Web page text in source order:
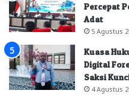
Percepat
Adat
5 Agustus
Kuasa
Digital
Saksi
4 Agustus